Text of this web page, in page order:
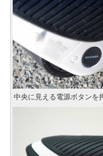
中央に見える電源ボタンを